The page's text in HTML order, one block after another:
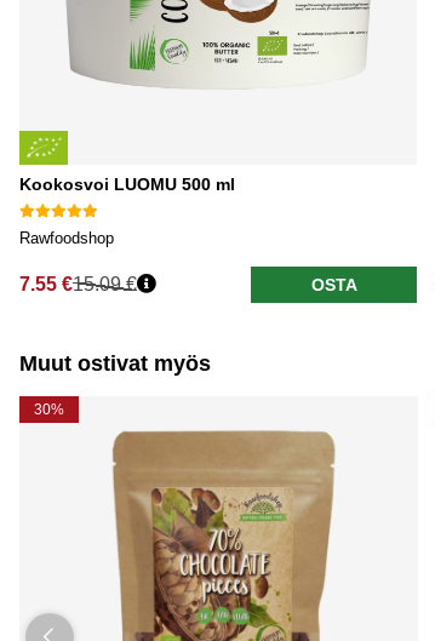
Kookosvoi LUOMU 500 ml
Rawfoodshop
7.55 €
Normaali hinta
15.09 € OSTA
Muut ostivat myös
30%